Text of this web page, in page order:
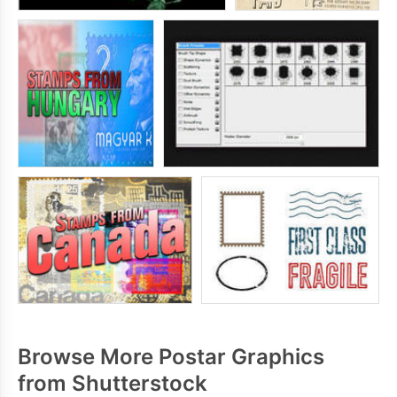
Browse More Postar Graphics
from Shutterstock